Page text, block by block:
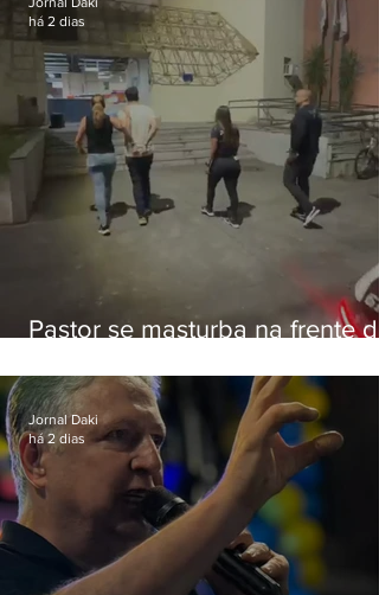
Pastor se masturba na frente de
há 2 dias
Jornal Daki
há 2 dias